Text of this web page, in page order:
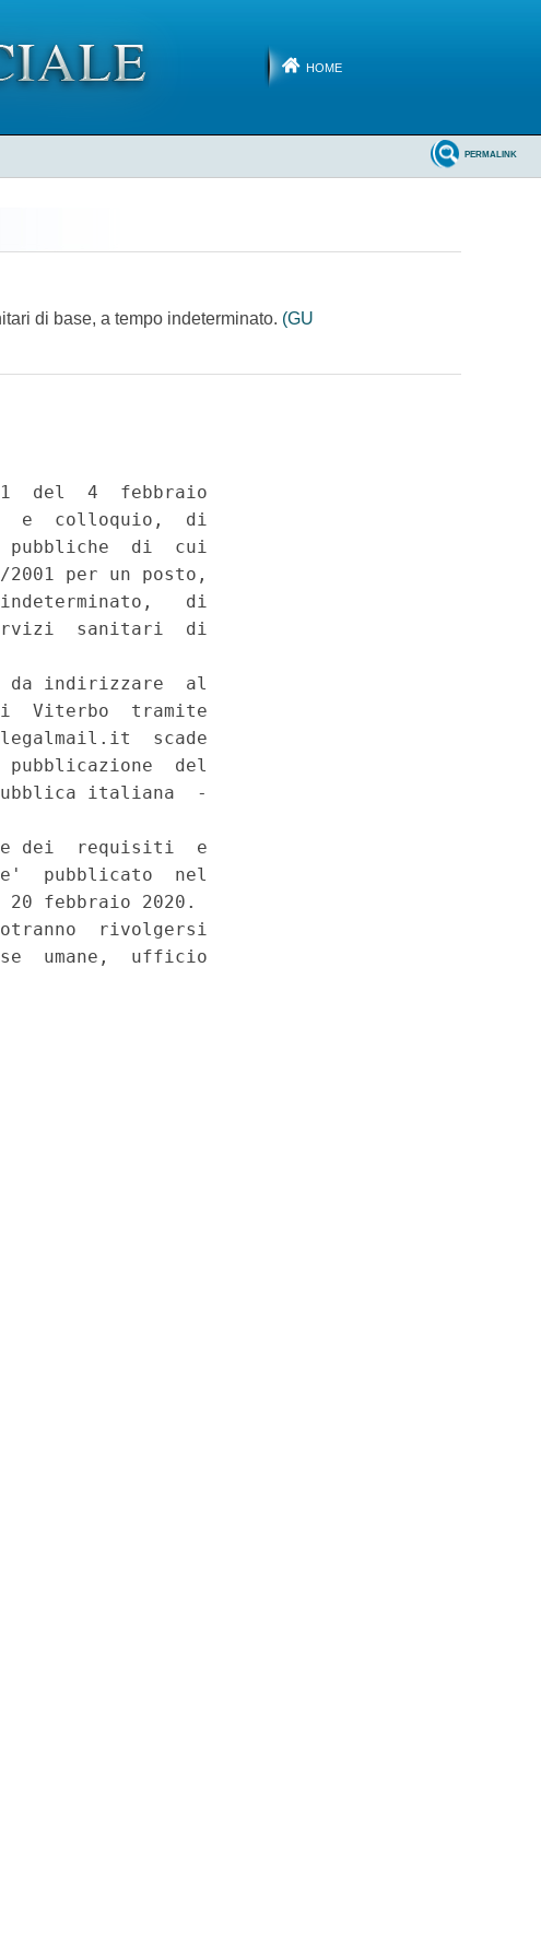
HOME
PERMALINK
di base, a tempo indeterminato. (GU